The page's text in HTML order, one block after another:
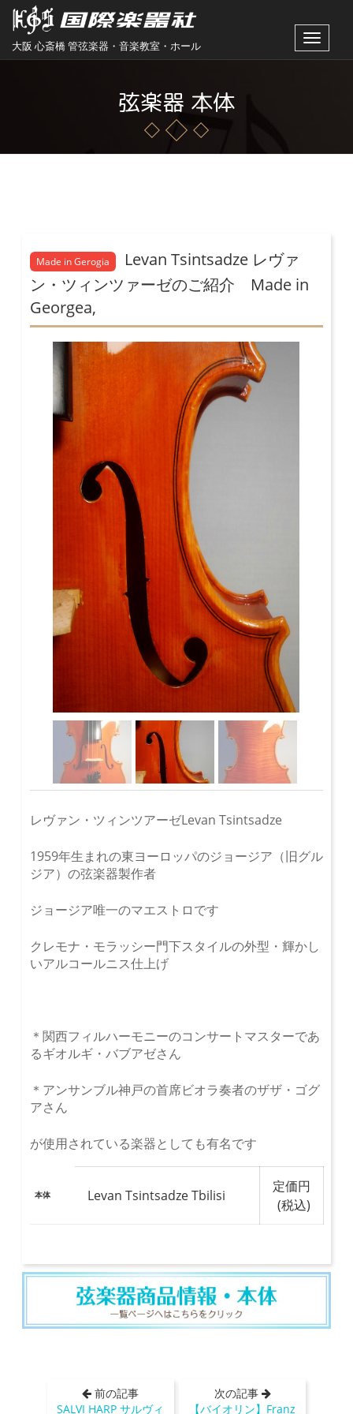
大阪 心斎橋 管弦楽器・音楽教室・ホール
Toggle
弦楽器 本体
Made in Gerogia
Levan Tsintsadze レヴァ
ン・ツィンツァーゼのご紹介 Made in
Georgea,
レヴァン・ツィンツアーゼLevan Tsintsadze
1959年生まれの東ヨーロッパのジョージア（旧グル
ジア）の弦楽器製作者
ジョージア唯一のマエストロです
クレモナ・モラッシー門下スタイルの外型・輝かし
いアルコールニス仕上げ
＊関西フィルハーモニーのコンサートマスターであ
るギオルギ・バブアゼさん
＊アンサンブル神戸の首席ビオラ奏者のザザ・ゴグ
アさん
が使用されている楽器としても有名です
本体 Levan Tsintsadze Tbilisi
定価円
(税込)
前の記事
SALVI HARP サルヴィ
次の記事
【バイオリン】Franz